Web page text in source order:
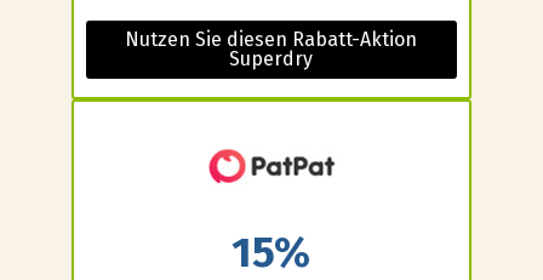
Nutzen Sie diesen Rabatt-Aktion
Superdry
15%